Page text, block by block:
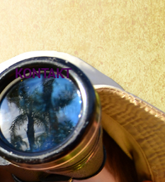
KONTAKT